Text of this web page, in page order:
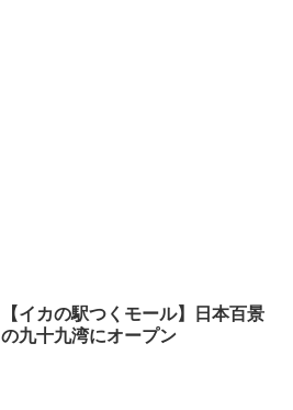
【イカの駅つくモール】日本百景
の九十九湾にオープン